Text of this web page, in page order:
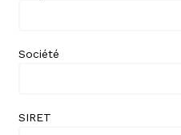
Société
SIRET